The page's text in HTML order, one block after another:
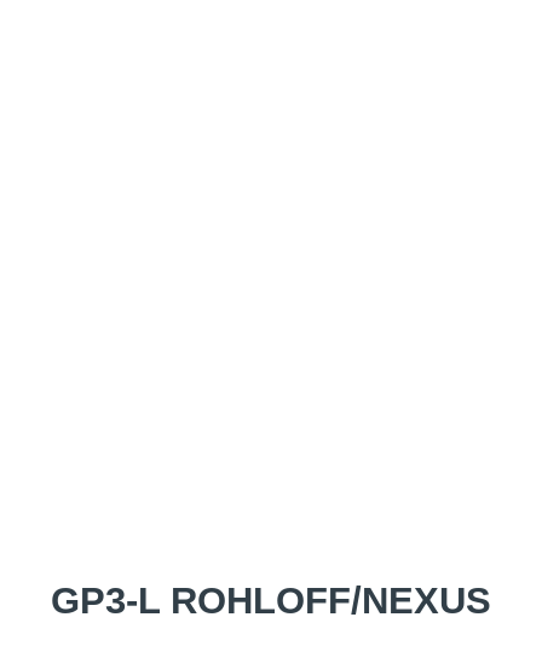
GP3-L ROHLOFF/NEXUS